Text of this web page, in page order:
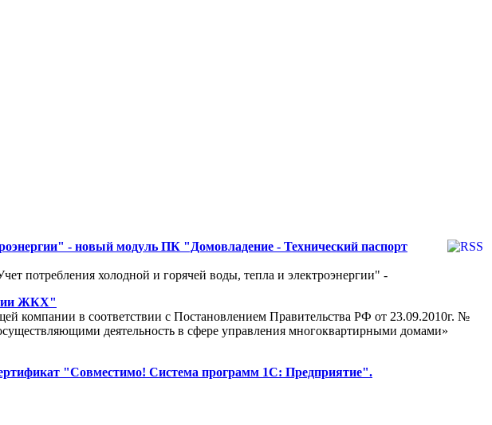
- новый модуль ПК "Домовладение - Технический паспорт
потребления холодной и горячей воды, тепла и электроэнергии" -
ЖКХ"
компании в соответствии с Постановлением Правительства РФ от 23.09.2010г. №
деятельность в сфере управления многоквартирными домами»
"Совместимо! Система программ 1С: Предприятие".